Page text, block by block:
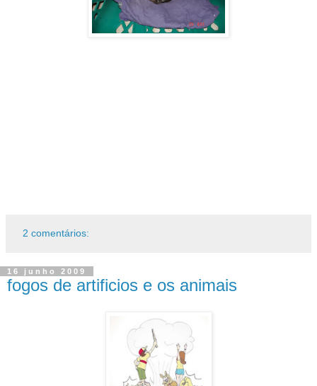
2 comentários:
16 junho 2009
fogos de artificios e os animais